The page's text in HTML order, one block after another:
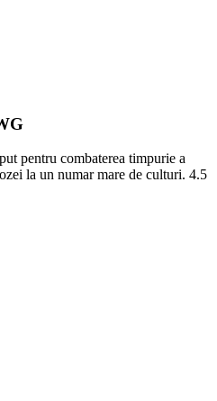
pentru combaterea timpurie a
la un numar mare de culturi. 4.5